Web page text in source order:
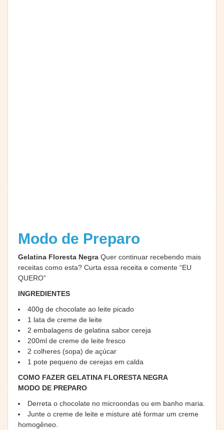
Modo de Preparo
Gelatina Floresta Negra Quer continuar recebendo mais
receitas como esta? Curta essa receita e comente “EU
QUERO”
INGREDIENTES
400g de chocolate ao leite picado
1 lata de creme de leite
2 embalagens de gelatina sabor cereja
200ml de creme de leite fresco
2 colheres (sopa) de açúcar
1 pote pequeno de cerejas em calda
COMO FAZER GELATINA FLORESTA NEGRA
MODO DE PREPARO
Derreta o chocolate no microondas ou em banho maria.
Junte o creme de leite e misture até formar um creme
homogêneo.